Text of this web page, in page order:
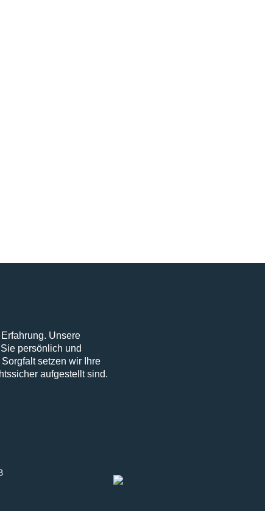
Unsere
persönlich und
setzen wir Ihre
aufgestellt sind.